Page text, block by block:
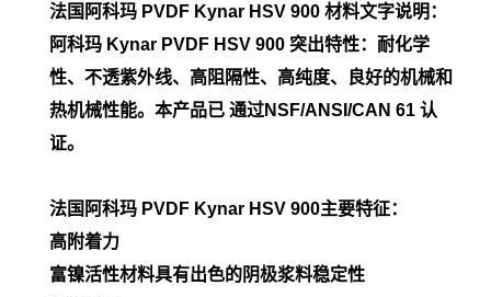
法国阿科玛 PVDF Kynar HSV 900 材料文字说明：
阿科玛 Kynar PVDF HSV 900 突出特性：耐化学
性、不透紫外线、高阻隔性、高纯度、良好的机械和
热机械性能。本产品已 通过NSF/ANSI/CAN 61 认
证。
法国阿科玛 PVDF Kynar HSV 900主要特征：
高附着力
富镍活性材料具有出色的阴极浆料稳定性